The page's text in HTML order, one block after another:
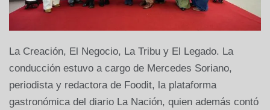
La Creación, El Negocio, La Tribu y El Legado. La
conducción estuvo a cargo de Mercedes Soriano,
periodista y redactora de Foodit, la plataforma
gastronómica del diario La Nación, quien además contó